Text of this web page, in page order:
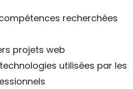
recherchées
projets web
utilisées par les